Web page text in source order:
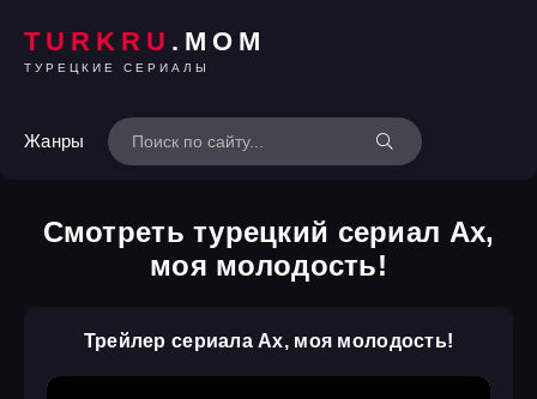
TURKRU .MOM
ТУРЕЦКИЕ СЕРИАЛЫ
Жанры
Смотреть турецкий сериал Ах,
моя молодость!
Трейлер сериала Ах, моя молодость!